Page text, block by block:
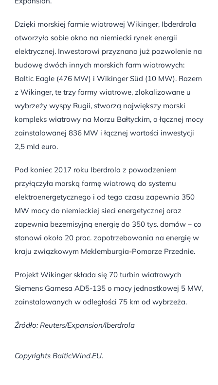
Dzięki morskiej farmie wiatrowej Wikinger, Ibderdrola
otworzyła sobie okno na niemiecki rynek energii
elektrycznej. Inwestorowi przyznano już pozwolenie na
budowę dwóch innych morskich farm wiatrowych:
Baltic Eagle (476 MW) i Wikinger Süd (10 MW). Razem
z Wikinger, te trzy farmy wiatrowe, zlokalizowane u
wybrzeży wyspy Rugii, stworzą największy morski
kompleks wiatrowy na Morzu Bałtyckim, o łącznej mocy
zainstalowanej 836 MW i łącznej wartości inwestycji
2,5 mld euro.
Pod koniec 2017 roku Iberdrola z powodzeniem
przyłączyła morską farmę wiatrową do systemu
elektroenergetycznego i od tego czasu zapewnia 350
MW mocy do niemieckiej sieci energetycznej oraz
zapewnia bezemisyjną energię do 350 tys. domów – co
stanowi około 20 proc. zapotrzebowania na energię w
kraju związkowym Meklemburgia-Pomorze Przednie.
Projekt Wikinger składa się 70 turbin wiatrowych
Siemens Gamesa AD5-135 o mocy jednostkowej 5 MW,
zainstalowanych w odległości 75 km od wybrzeża.
Źródło: Reuters/Expansion/Iberdrola
Copyrights BalticWind.EU.